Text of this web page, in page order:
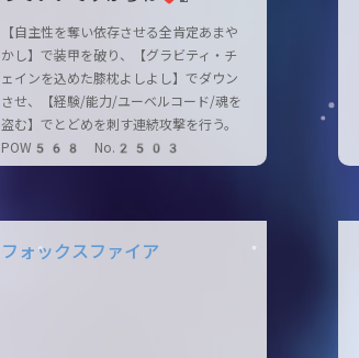
【自主性を奪い依存させる全肯定あまや
かし】で装甲を破り、【グラビティ・チ
ェインを込めた膝枕よしよし】でダウン
させ、【経験/能力/ユーベルコード/魂を
盗む】でとどめを刺す連続攻撃を行う。
POW568 No.2503
フォックスファイア